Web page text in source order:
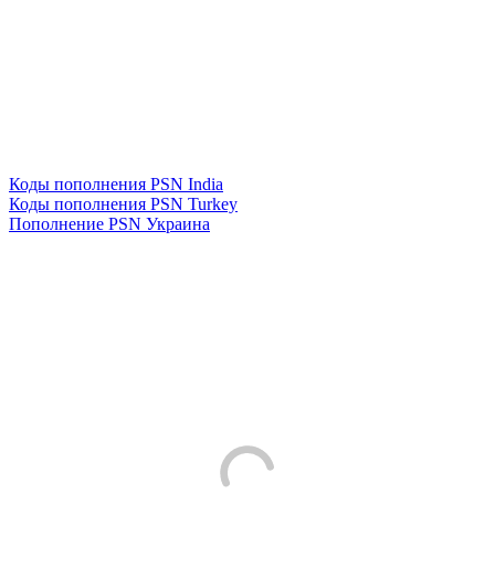
Коды пополнения PSN India
Коды пополнения PSN Turkey
Пополнение PSN Украина